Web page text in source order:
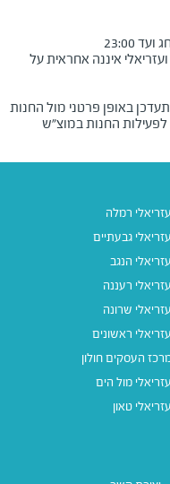
23:00
איננה אחראית על
באופן פרטני מול החנות
החנות במוצ"ש
עזריאלי רמלה
עזריאלי גבעתיים
עזריאלי הנגב
עזריאלי רעננה
עזריאלי שרונה
עזריאלי ראשונים
העסקים חולון
עזריאלי מול הים
עזריאלי טאון